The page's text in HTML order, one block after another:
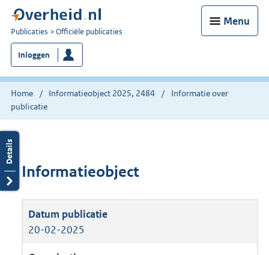
Menu
U
bent
nu
hier:
Publicaties Officiële publicaties
Inloggen
Home Informatieobject 2025, 2484
Informatie over
publicatie
Informatieobject
20-02-2025